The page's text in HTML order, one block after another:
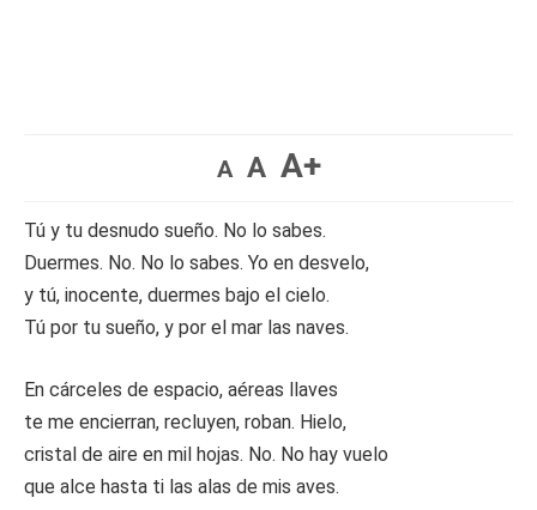
A A A+
Tú y tu desnudo sueño. No lo sabes.
Duermes. No. No lo sabes. Yo en desvelo,
y tú, inocente, duermes bajo el cielo.
Tú por tu sueño, y por el mar las naves.
En cárceles de espacio, aéreas llaves
te me encierran, recluyen, roban. Hielo,
cristal de aire en mil hojas. No. No hay vuelo
que alce hasta ti las alas de mis aves.